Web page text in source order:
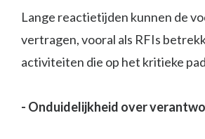
Lange reactietijden kunnen de
vertragen, vooral als RFIs
activiteiten die op het kritieke
- Onduidelijkheid over